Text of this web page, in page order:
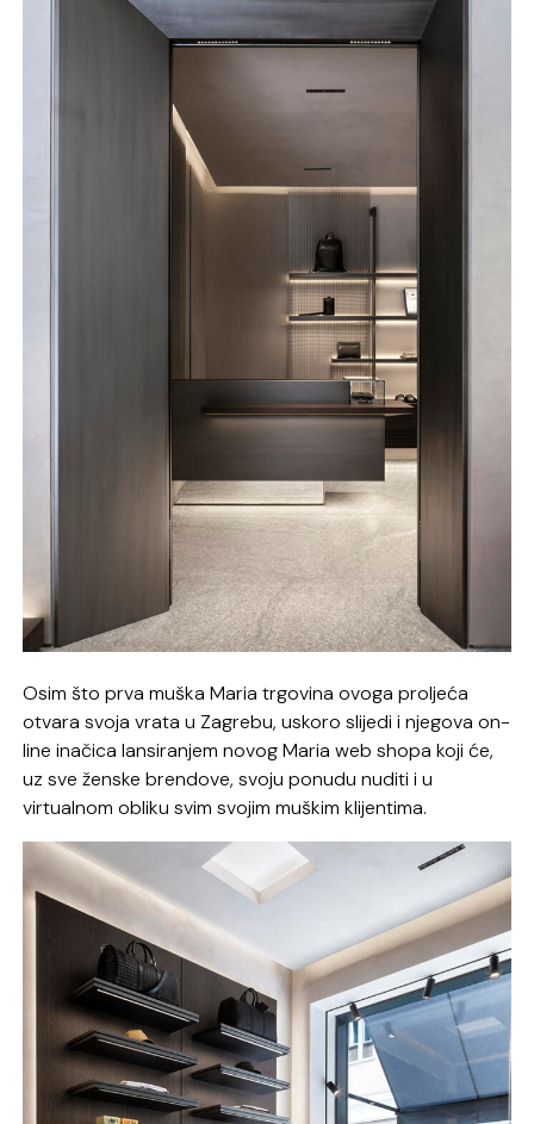
Osim što prva muška Maria trgovina ovoga proljeća
otvara svoja vrata u Zagrebu, uskoro slijedi i njegova on-
line inačica lansiranjem novog Maria web shopa koji će,
uz sve ženske brendove, svoju ponudu nuditi i u
virtualnom obliku svim svojim muškim klijentima.